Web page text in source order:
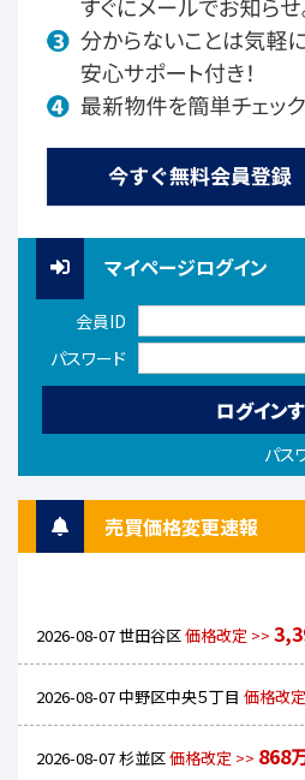
マイページログイン
会員ID
パスワード
パス
売買価格変更速報
2026-08-07世田谷区価格改定 >>
2026-08-07中野区中央５丁目 価格改
2026-08-07杉並区価格改定 >> 868